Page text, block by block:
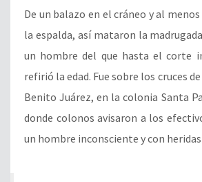
De un balazo en el cráneo y al
la espalda, así mataron la
un hombre del que hasta el corte
refirió la edad. Fue sobre los cruces
Benito Juárez, en la colonia Santa
donde colonos avisaron a los
un hombre inconsciente y con heridas